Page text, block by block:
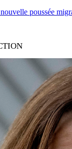
poussée